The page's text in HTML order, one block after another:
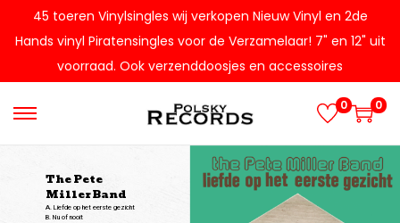
45 toeren Vinylsingles wij verkopen Nieuw Vinyl en 2de
Hands vinyl Piratensingles voor de Verzamelaar! 7" en 12" uit
voorraad. Ook verzenddoosjes en accessoires
0 0
The Pete
Miller Band
A. Liefde op het eerste gezicht
B. Nu of nooit